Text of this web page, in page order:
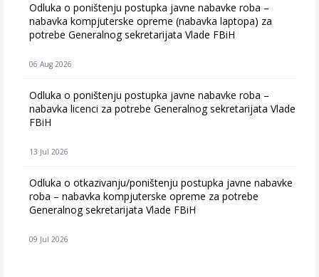
Odluka o poništenju postupka javne nabavke roba –
nabavka kompjuterske opreme (nabavka laptopa) za
potrebe Generalnog sekretarijata Vlade FBiH
06 Aug 2026
Odluka o poništenju postupka javne nabavke roba –
nabavka licenci za potrebe Generalnog sekretarijata Vlade
FBiH
13 Jul 2026
Odluka o otkazivanju/poništenju postupka javne nabavke
roba – nabavka kompjuterske opreme za potrebe
Generalnog sekretarijata Vlade FBiH
09 Jul 2026